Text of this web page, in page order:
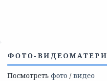
ФОТО-
Посмотреть фото / видео